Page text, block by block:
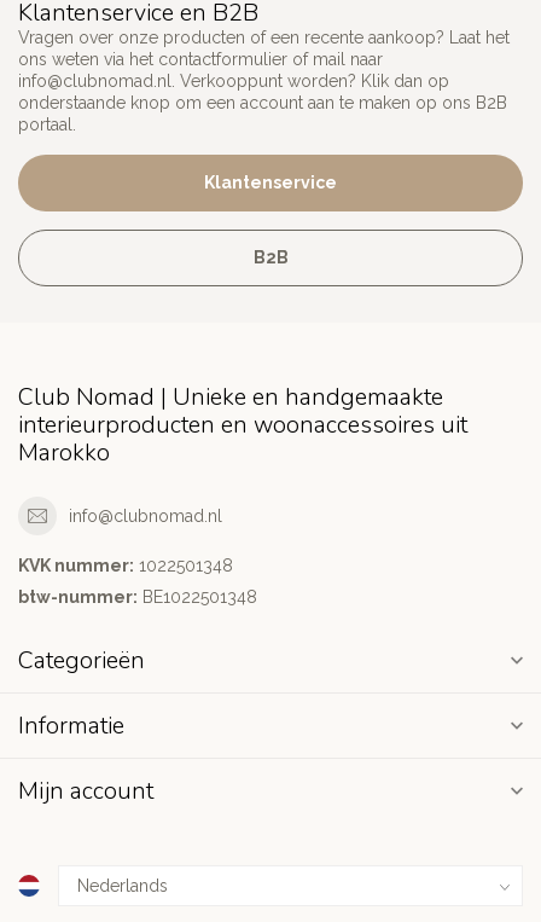
Klantenservice en B2B
Vragen over onze producten of een recente aankoop? Laat het
ons weten via het contactformulier of mail naar
info@clubnomad.nl . Verkooppunt worden? Klik dan op
onderstaande knop om een account aan te maken op ons B2B
portaal.
Klantenservice
B2B
Club Nomad | Unieke en handgemaakte
interieurproducten en woonaccessoires uit
Marokko
info@clubnomad.nl
KVK nummer: 1022501348
btw-nummer: BE1022501348
Categorieën
Informatie
Mijn account